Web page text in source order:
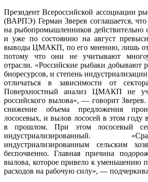
Президент Всероссийской ассоциации
(ВАРПЭ) Герман Зверев соглашается, что
на рыбопромышленников действительно
и уже по состоянию на август
выводы ЦМАКП, по его мнению, лишь
потому что они не учитывают
отрасли. «Российские рыбаки добывают
биоресурсов, и степень
отличаться в зависимости от
Поверхностный анализ ЦМАКП не
российского вылова», — говорит
снижение объема предложения
лососевых, и вылов лососей в этом году
в прошлом. При этом лососевый
индустриализированный.
индустриализированным сельским
беспочвенно. Главная причина
вылова, которое привело к уменьшению
расходов на рабочую силу», —